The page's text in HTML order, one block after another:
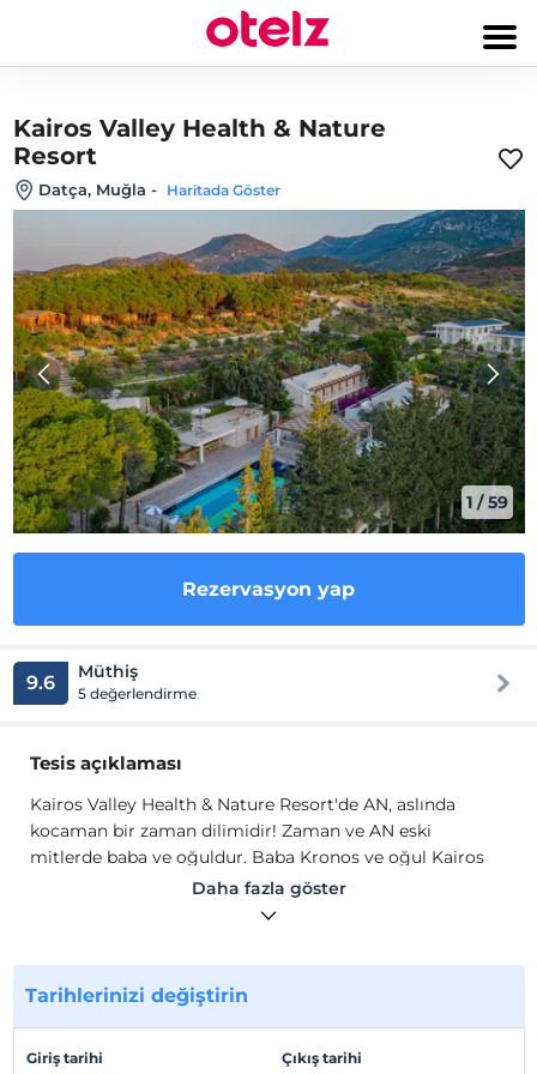
Kairos Valley Health & Nature
Resort
Datça, Muğla - Haritada Göster
1 /59
Rezervasyon yap
9.6 Müthiş
5 değerlendirme
Tesis açıklaması
Kairos Valley Health & Nature Resort'de AN, aslında
kocaman bir zaman dilimidir! Zaman ve AN eski
mitlerde baba ve oğuldur. Baba Kronos ve oğul Kairos
ile temsil edilirler. Bildiğimiz akıp giden doğrusal zaman
Kronos iken; Kairos yol üzeridir; yani AN'dır. Kairos
gittiği bir fenomendir. AN'da her şey hareketsizdir. AN'ı
duyumsayabilirsiniz ve ANda kalabilirsiniz.
Kairos Valley Health & Nature Resort konaklarken
yaşayacağınız
deneyimleri, dört mevsimi kucaklayıcı
Daha fazla göster
Tarihlerinizi değiştirin
Giriş tarihi Çıkış tarihi